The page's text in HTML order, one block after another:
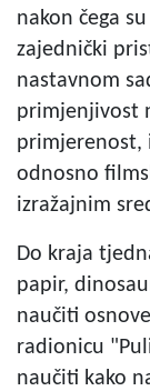
nakon čega
zajednički
nastavnom
primjenjivost
primjerenost,
odnosno
izražajnim
Do kraja
papir,
naučiti
radionicu
naučiti kako